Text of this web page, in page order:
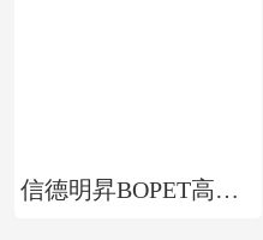
信德明昇BOPET高亮膜